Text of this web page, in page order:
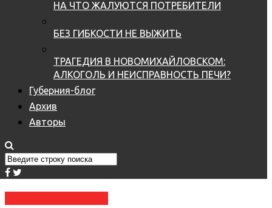
НА ЧТО ЖАЛУЮТСЯ ПОТРЕБИТЕЛИ
БЕЗ ГИБКОСТИ НЕ ВЫЖИТЬ
ТРАГЕДИЯ В НОВОМИХАЙЛОВСКОМ:
АЛКОГОЛЬ И НЕИСПРАВНОСТЬ ПЕЧИ?
Губерния-блог
Архив
Авторы